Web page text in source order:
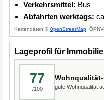
Verkehrsmittel: Bus
Abfahrten werktags:
Kartendaten ©OpenStreetMap ,
Lageprofil für
77
/100 gute Wohnqualität